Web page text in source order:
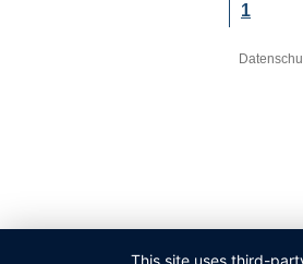
1
This site uses third-